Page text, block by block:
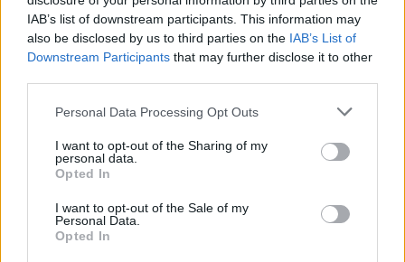
IAB’s list of downstream participants. This information may
also be disclosed by us to third parties on the IAB’s List of
Downstream Participants that may further disclose it to other
Personal Data Processing Opt Outs
I want to opt-out of the Sharing of my
personal data.
Opted In
I want to opt-out of the Sale of my
Personal Data.
Opted In